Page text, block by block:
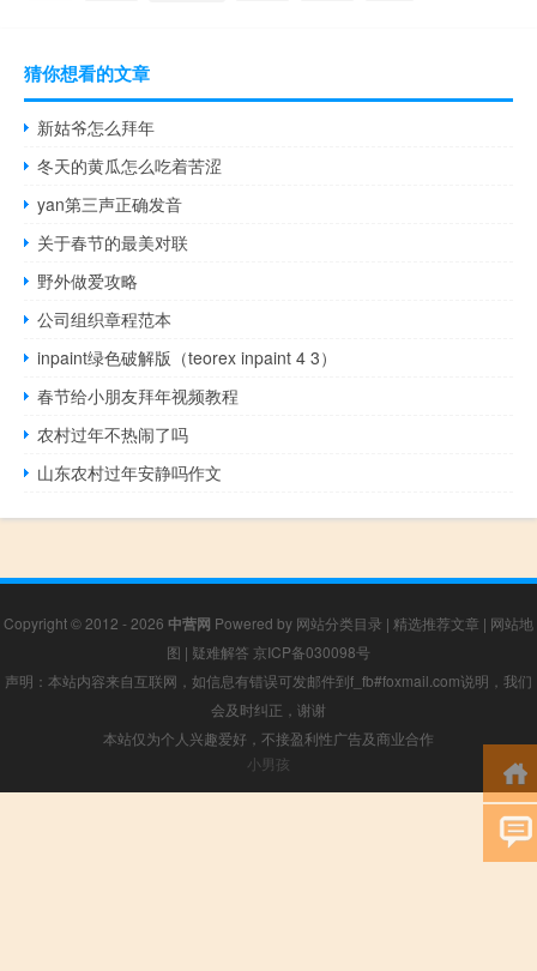
猜你想看的文章
新姑爷怎么拜年
冬天的黄瓜怎么吃着苦涩
yan第三声正确发音
关于春节的最美对联
野外做爱攻略
公司组织章程范本
inpaint绿色破解版（teorex inpaint 4 3）
春节给小朋友拜年视频教程
农村过年不热闹了吗
山东农村过年安静吗作文
Copyright © 2012 - 2026 中营网 Powered by 网站分类目录 | 精选推荐文章 | 网站地
图 | 疑难解答 京ICP备030098号
声明：本站内容来自互联网，如信息有错误可发邮件到f_fb#foxmail.com说明，我们
会及时纠正，谢谢
本站仅为个人兴趣爱好，不接盈利性广告及商业合作
小男孩